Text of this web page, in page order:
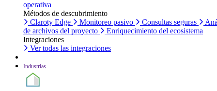
operativa
Métodos de descubrimiento
Claroty Edge
Monitoreo pasivo Consultas seguras
de archivos del proyecto
Enriquecimiento del ecosistema
Integraciones
Ver todas las integraciones
Industrias